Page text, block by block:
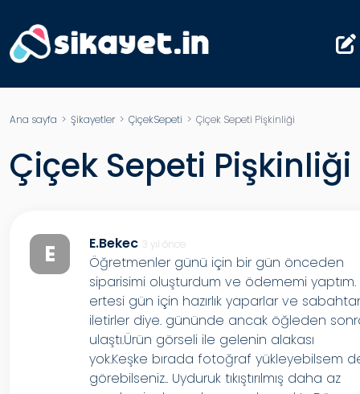
Ana sayfa > Şikayetler> ÇiçekSepeti > Çiçek Sepeti Pişkinliği
Çiçek Sepeti Pişkinliği
E E.Bekec 3 yıl önce
Öğretmenler günü için bir gün önceden
siparisimi oluşturdum ve ödememi yaptım.
ertesi gün için hazırlık yaparlar ve
iletirler diye. gününde ancak öğleden
ulaştı.Ürün görseli ile gelenin alakası
yok.Keşke bırada fotoğraf yükleyebilsem
görebilseniz.. Uyduruk tıkıştırılmış daha az